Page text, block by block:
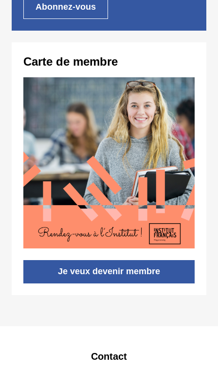
Carte de membre
Je veux devenir membre
Contact